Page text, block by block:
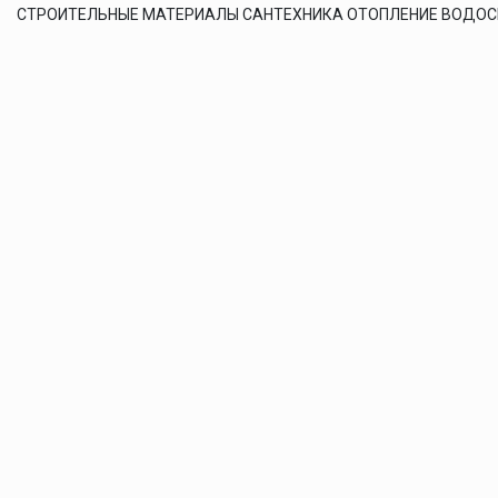
СТРОИТЕЛЬНЫЕ МАТЕРИАЛЫ САНТЕХНИКА ОТОПЛЕНИЕ